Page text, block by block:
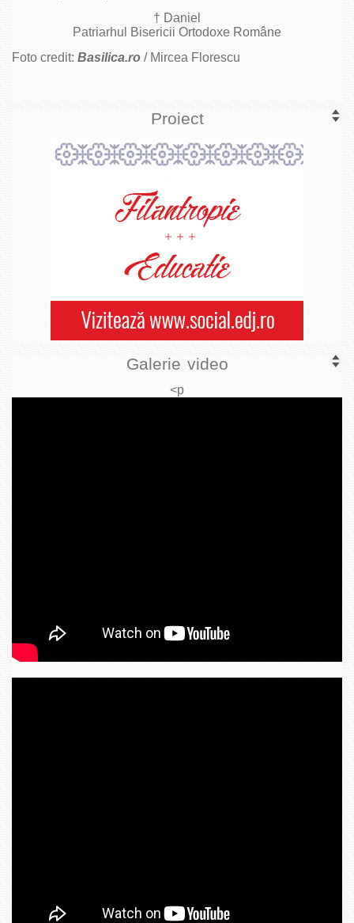
† Daniel
Patriarhul Bisericii Ortodoxe Române
Foto credit: Basilica.ro / Mircea Florescu
Proiect
Galerie video
<p